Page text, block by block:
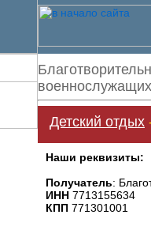
Детский отдых
Наши реквизиты:
Получатель:
ИНН 7713155634
КПП 771301001